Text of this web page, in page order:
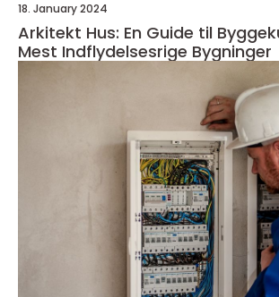
18. January 2024
Arkitekt Hus: En Guide til
Mest Indflydelsesrige Bygninger